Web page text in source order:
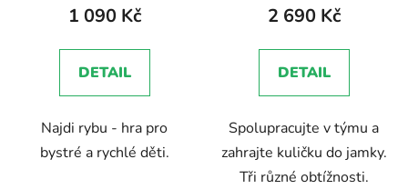
produktu
5,0
z
hvězdiček.
1 090 Kč
DETAIL
Najdi rybu - hra pro
bystré a rychlé děti.
2 690 Kč
DETAIL
Spolupracujte v týmu a
zahrajte kuličku do jamky.
Tři různé obtížnosti.